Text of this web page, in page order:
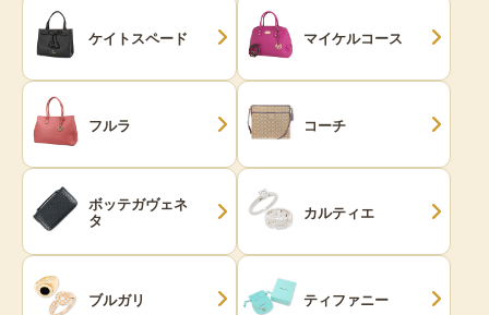
ケイトスペード マイケルコース
フルラ コーチ
ボッテガヴェネ
タ カルティエ
ブルガリ ティファニー